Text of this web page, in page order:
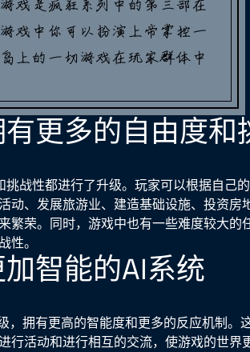
更多的自由度和
挑战性都进行了升级。玩家可以根据自己
动、发展旅游业、建造基础设施、投资房
繁荣。同时，游戏中也有一些难度较大的
性。
智能的AI系统
，拥有更高的智能度和更多的反应机制。
行活动和进行相互的交流，使游戏的世界